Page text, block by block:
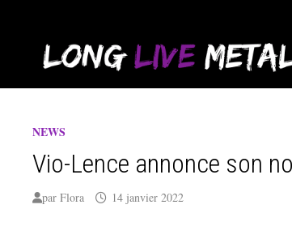
contenu
NEWS
Vio-Lence annonce son
parFlora 14 janvier 2022